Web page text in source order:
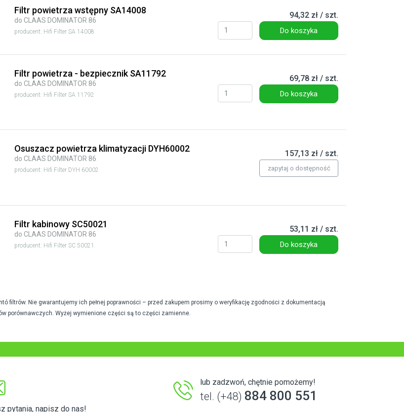
Filtr powietrza wstępny SA14008
do CLAAS DOMINATOR 86
producent: Hifi Filter SA 14008
94,32 zł / szt.
Do koszyka
Filtr powietrza - bezpiecznik SA11792
do CLAAS DOMINATOR 86
producent: Hifi Filter SA 11792
69,78 zł / szt.
Do koszyka
Osuszacz powietrza klimatyzacji DYH60002
do CLAAS DOMINATOR 86
producent: Hifi Filter DYH 60002
157,13 zł / szt.
zapytaj o dostępność
Filtr kabinowy SC50021
do CLAAS DOMINATOR 86
producent: Hifi Filter SC 50021
53,11 zł / szt.
Do koszyka
filtrów. Nie gwarantujemy ich pełnej poprawności – przed zakupem prosimy o weryfikację zgodności z dokumentacją
porównawczych. Wyżej wymienione części są to części zamienne.
pytania, napisz do nas!
lub zadzwoń, chętnie pomożemy!
tel. (+48) 884 800 551